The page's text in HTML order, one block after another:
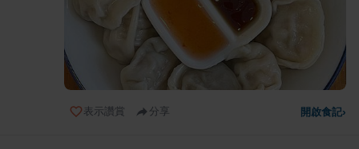
表示讚賞 分享 開啟食記›